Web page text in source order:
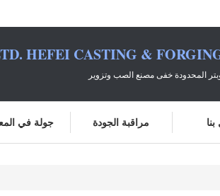
HEFEI CASTING &
المحدودة خفى مصنع الصب وتزوير
جولة في مراقبة الجودة